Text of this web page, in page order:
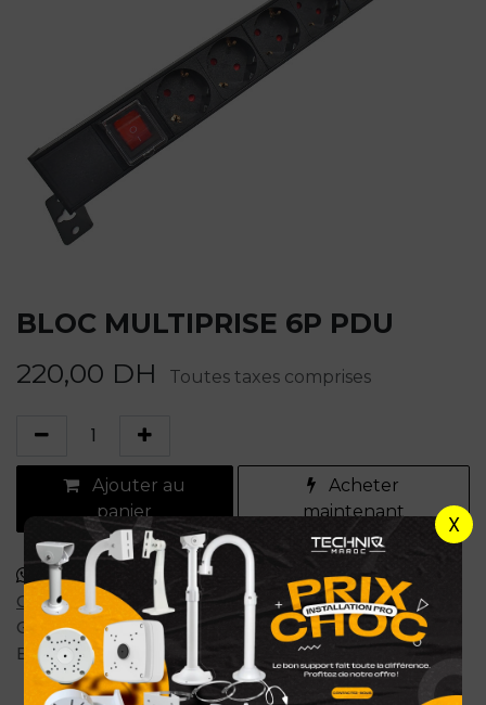
X
BLOC MULTIPRISE 6P PDU
220,00 DH Toutes taxes comprises
Ajouter au
panier
Acheter
maintenant
Commander via WhatsApp
Conditions générales
Garantie satisfait ou remboursé de 7 jours
Expédition : 2-4 jours ouvrables